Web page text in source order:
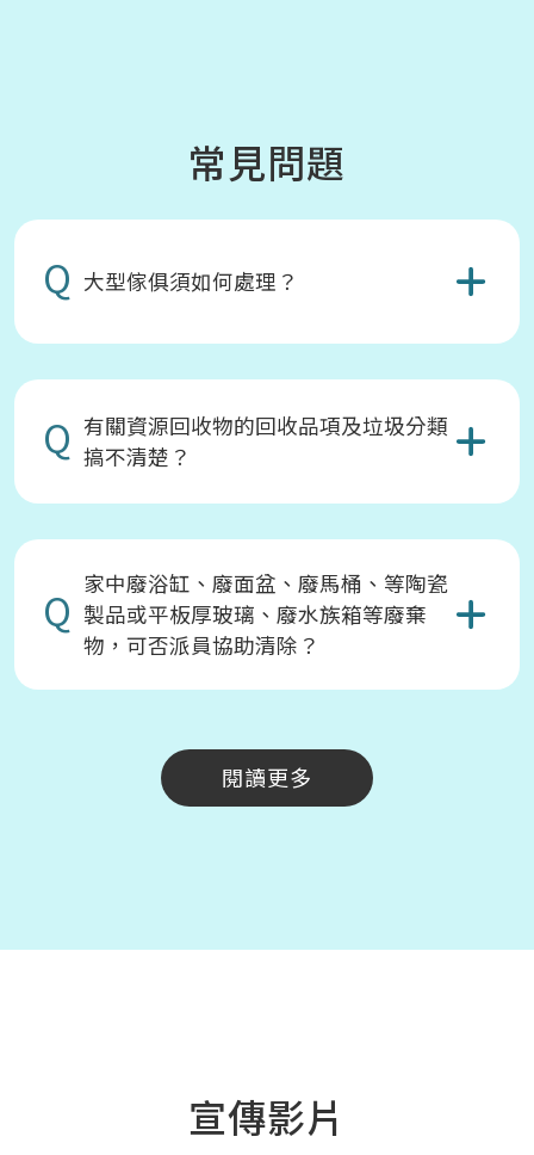
常見問題
Q 大型傢俱須如何處理？
Q 有關資源回收物的回收品項及垃圾分類
搞不清楚？
Q 家中廢浴缸、廢面盆、廢馬桶、等陶瓷
製品或平板厚玻璃、廢水族箱等廢棄
物，可否派員協助清除？
閱讀更多
宣傳影片